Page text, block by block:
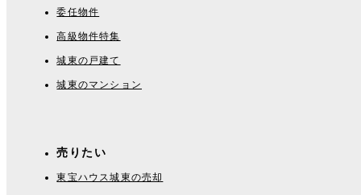
委任物件
高級物件特集
城東の戸建て
城東のマンション
売りたい
東宝ハウス城東の売却